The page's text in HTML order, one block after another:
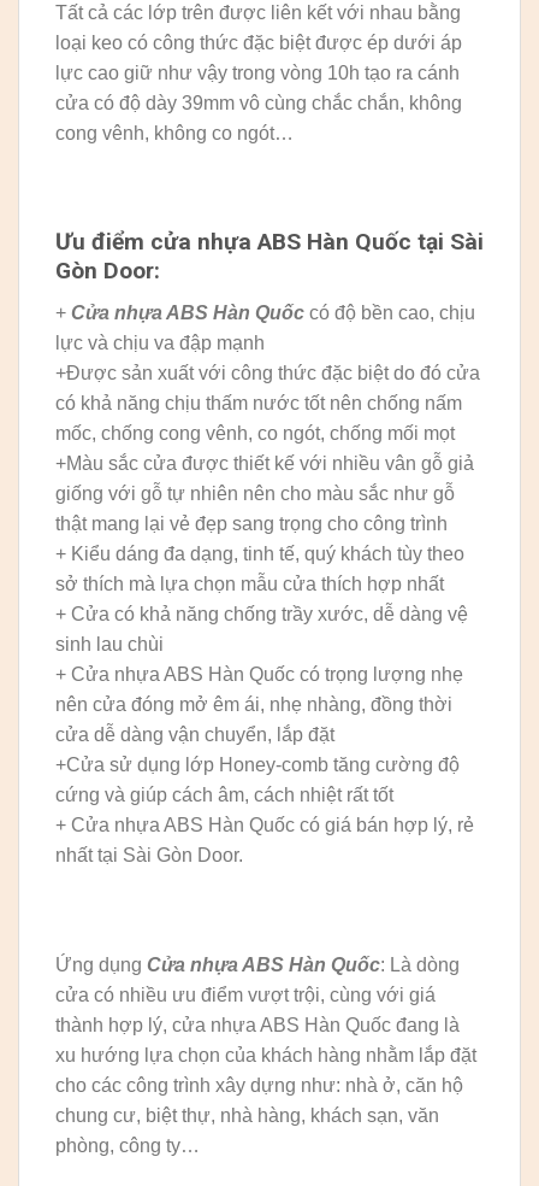
Tất cả các lớp trên được liên kết với nhau bằng
loại keo có công thức đặc biệt được ép dưới áp
lực cao giữ như vậy trong vòng 10h tạo ra cánh
cửa có độ dày 39mm vô cùng chắc chắn, không
cong vênh, không co ngót…
Ưu điểm cửa nhựa ABS Hàn Quốc tại Sài
Gòn Door:
+ Cửa nhựa ABS Hàn Quốc có độ bền cao, chịu
lực và chịu va đập mạnh
+Được sản xuất với công thức đặc biệt do đó cửa
có khả năng chịu thấm nước tốt nên chống nấm
mốc, chống cong vênh, co ngót, chống mối mọt
+Màu sắc cửa được thiết kế với nhiều vân gỗ giả
giống với gỗ tự nhiên nên cho màu sắc như gỗ
thật mang lại vẻ đẹp sang trọng cho công trình
+ Kiểu dáng đa dạng, tinh tế, quý khách tùy theo
sở thích mà lựa chọn mẫu cửa thích hợp nhất
+ Cửa có khả năng chống trầy xước, dễ dàng vệ
sinh lau chùi
+ Cửa nhựa ABS Hàn Quốc có trọng lượng nhẹ
nên cửa đóng mở êm ái, nhẹ nhàng, đồng thời
cửa dễ dàng vận chuyển, lắp đặt
+Cửa sử dụng lớp Honey-comb tăng cường độ
cứng và giúp cách âm, cách nhiệt rất tốt
+ Cửa nhựa ABS Hàn Quốc có giá bán hợp lý, rẻ
nhất tại Sài Gòn Door.
Ứng dụng Cửa nhựa ABS Hàn Quốc: Là dòng
cửa có nhiều ưu điểm vượt trội, cùng với giá
thành hợp lý, cửa nhựa ABS Hàn Quốc đang là
xu hướng lựa chọn của khách hàng nhằm lắp đặt
cho các công trình xây dựng như: nhà ở, căn hộ
chung cư, biệt thự, nhà hàng, khách sạn, văn
phòng, công ty…